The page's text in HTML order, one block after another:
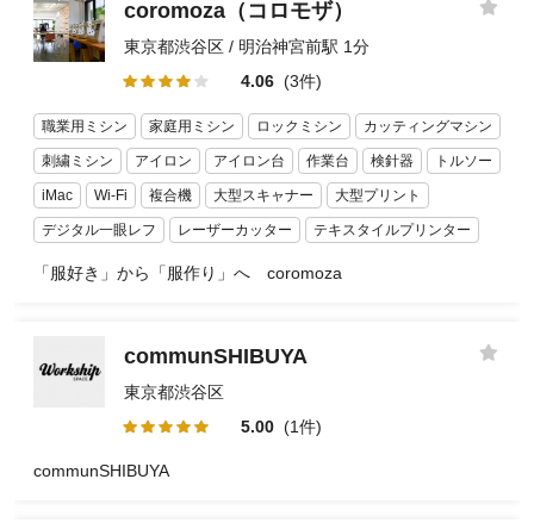
coromoza（コロモザ）
東京都渋谷区 / 明治神宮前駅 1分
4.06 (3件)
職業用ミシン 家庭用ミシン ロックミシン カッティングマシン
刺繍ミシン アイロン アイロン台 作業台 検針器 トルソー
iMac Wi-Fi 複合機 大型スキャナー 大型プリント
デジタル一眼レフ レーザーカッター テキスタイルプリンター
「服好き」から「服作り」へ coromoza
communSHIBUYA
東京都渋谷区
5.00 (1件)
communSHIBUYA